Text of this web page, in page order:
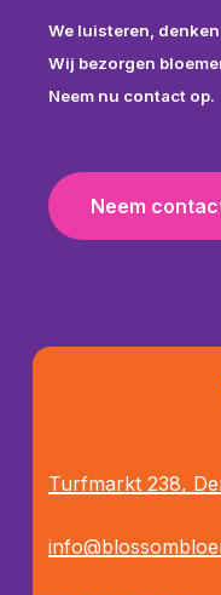
We luisteren,
Wij bezorgen
Neem nu contact op.
Neem contac
Turfmarkt 238,